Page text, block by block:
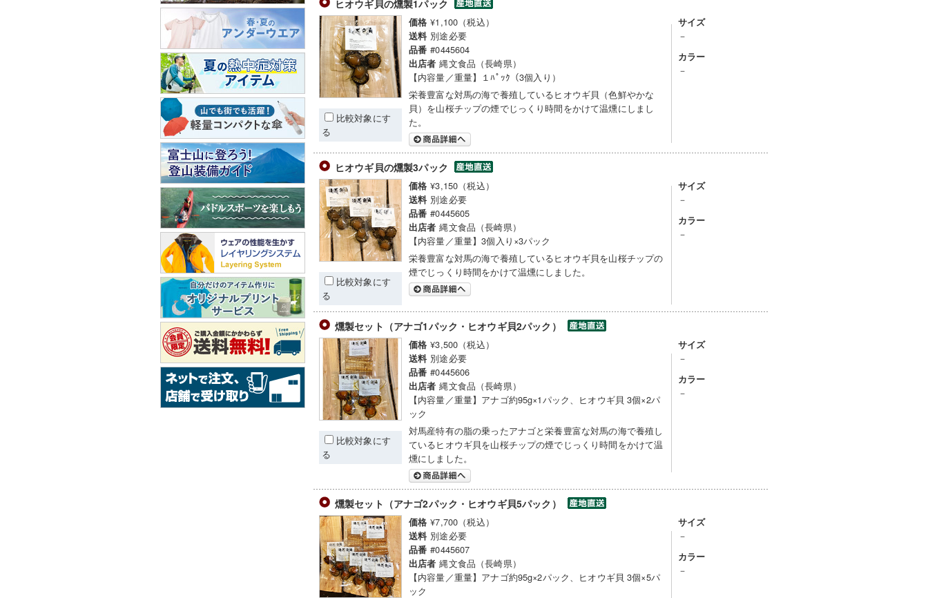
ヒオウギ貝の燻製1パック
比較対象にす
る
価格 ¥1,100（税込）
送料 別途必要
品番 #0445604
出店者 縄文食品（長崎県）
【内容量／重量】１ﾊﾟｯｸ（3個入り）
栄養豊富な対馬の海で養殖しているヒオウギ貝（色鮮やかな
貝）を山桜チップの煙でじっくり時間をかけて温燻にしまし
た。
サイズ
－
カラー
－
ヒオウギ貝の燻製3パック
比較対象にす
る
価格 ¥3,150（税込）
送料 別途必要
品番 #0445605
出店者 縄文食品（長崎県）
【内容量／重量】3個入り×3パック
栄養豊富な対馬の海で養殖しているヒオウギ貝を山桜チップの
煙でじっくり時間をかけて温燻にしました。
サイズ
－
カラー
－
燻製セット（アナゴ1パック・ヒオウギ貝2パック）
比較対象にす
る
価格 ¥3,500（税込）
送料 別途必要
品番 #0445606
出店者 縄文食品（長崎県）
【内容量／重量】アナゴ約95g×1パック、ヒオウギ貝 3個×2パ
ック
対馬産特有の脂の乗ったアナゴと栄養豊富な対馬の海で養殖し
ているヒオウギ貝を山桜チップの煙でじっくり時間をかけて温
燻にしました。
サイズ
－
カラー
－
燻製セット（アナゴ2パック・ヒオウギ貝5パック）
価格 ¥7,700（税込）
送料 別途必要
品番 #0445607
出店者 縄文食品（長崎県）
【内容量／重量】アナゴ約95g×2パック、ヒオウギ貝 3個×5パ
ック
サイズ
－
カラー
－